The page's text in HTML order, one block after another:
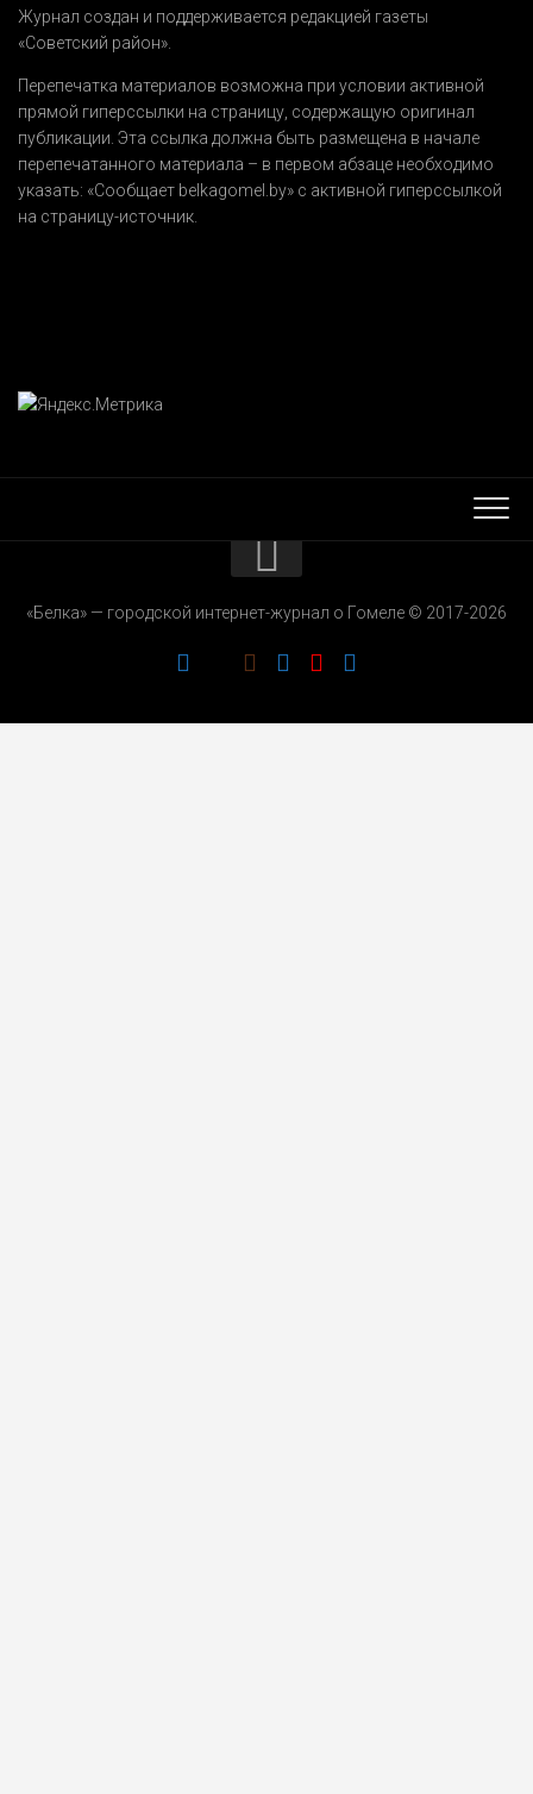
Журнал создан и поддерживается редакцией газеты
«Советский район».
Перепечатка материалов возможна при условии активной
прямой гиперссылки на страницу, содержащую оригинал
публикации. Эта ссылка должна быть размещена в начале
перепечатанного материала – в первом абзаце необходимо
указать: «Сообщает belkagomel.by» с активной гиперссылкой
на страницу-источник.
РЕКЛАМОДАТЕЛЯМ
«Белка» — городской интернет-журнал о Гомеле © 2017-2026